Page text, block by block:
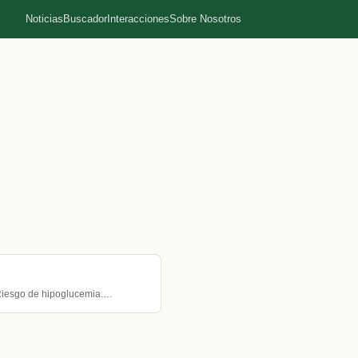
Noticias Buscador InteraccionesSobre Nosotros
de hipoglucemia.…